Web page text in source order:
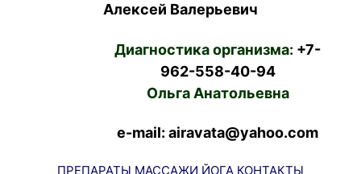
Алексей Валерьевич
Диагностика организма: +7-
962-558-40-94
Ольга Анатольевна
e-mail: airavata@yahoo.com
ПРЕПАРАТЫ МАССАЖИ ЙОГА КОНТАКТЫ